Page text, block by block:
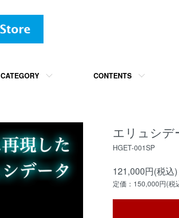
CATEGORY CONTENTS
エリュシデ
HGET-001SP
121,000円(税込)
定価：150,000円(税